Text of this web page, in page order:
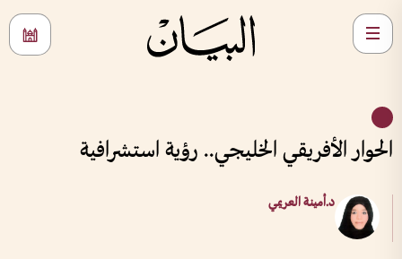
الحوار الأفريقي الخليجي.. رؤية استشرافية
د.أمينة العريمي